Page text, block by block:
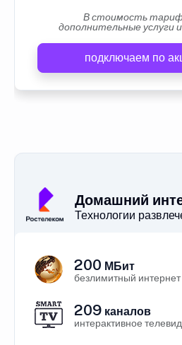
В стоимость
дополнительные услуги
подключаем по
Домашний
Технологии
200 МБит
безлимитный интернет
209 каналов
интерактивное